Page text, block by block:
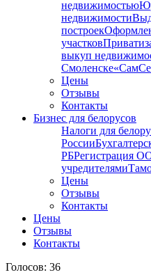
недвижимостью
недвижимости
построек
участков
выкуп
Cмоленске
Цены
Отзывы
Контакты
Бизнес для белорусов
Налоги для
России
РБРегистрация
учредителями
Цены
Отзывы
Контакты
Цены
Отзывы
Контакты
Голосов: 36